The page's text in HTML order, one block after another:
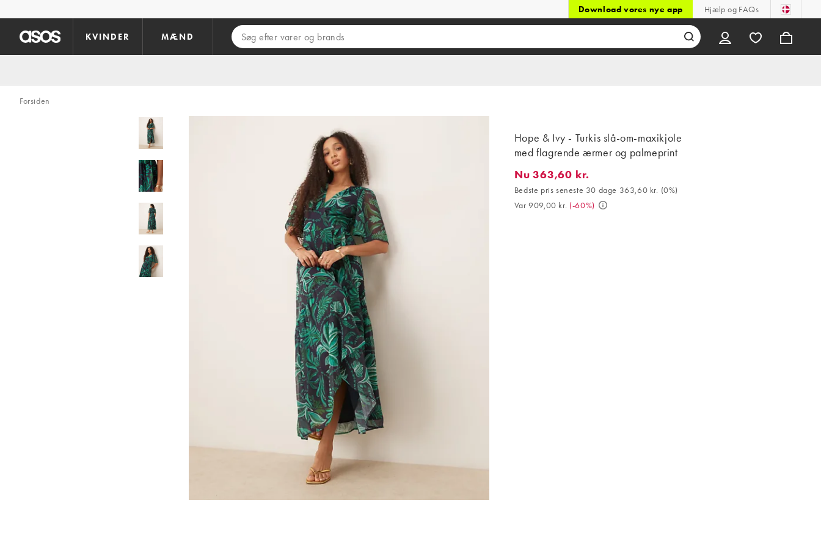
Download vores nye app Hjælp og FAQs
KVINDER MÆND
Forsiden
Hope & Ivy - Turkis slå-om-maxikjole
med flagrende ærmer og palmeprint
Nu 363,60 kr.. Bedste pris seneste 30 dage 363,60 kr. (0%). Var 909,00
Nu 363,60 kr.
Bedste pris seneste 30 dage 363,60 kr. (0%)
Var 909,00 kr. (-60%)